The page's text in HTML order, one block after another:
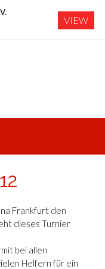
Frankfurt den
dieses Turnier
bei allen
Helfern für ein
VIEW